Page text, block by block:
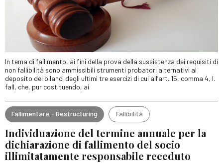
In tema di fallimento, ai fini della prova della sussistenza dei requisiti di
non fallibilità sono ammissibili strumenti probatori alternativi al
deposito dei bilanci degli ultimi tre esercizi di cui all’art. 15, comma 4, I.
fall, che, pur costituendo, ai
Fallimentare - Restructuring Fallibilità
Individuazione del termine annuale per la
dichiarazione di fallimento del socio
illimitatamente responsabile receduto